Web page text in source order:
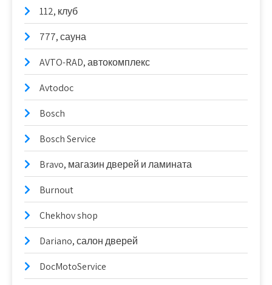
112, клуб
777, сауна
AVTO-RAD, автокомплекс
Avtodoc
Bosch
Bosch Service
Bravo, магазин дверей и ламината
Burnout
Chekhov shop
Dariano, салон дверей
DocMotoService